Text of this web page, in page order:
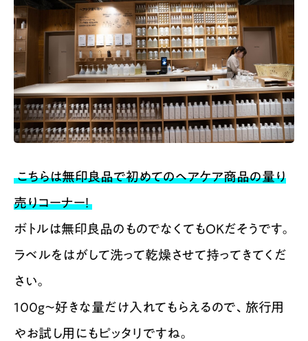
こちらは無印良品で初めてのヘアケア商品の量り
売りコーナー！
ボトルは無印良品のものでなくてもOKだそうです。
ラベルをはがして洗って乾燥させて持ってきてくだ
さい。
100g〜好きな量だけ入れてもらえるので、旅行用
やお試し用にもピッタリですね。